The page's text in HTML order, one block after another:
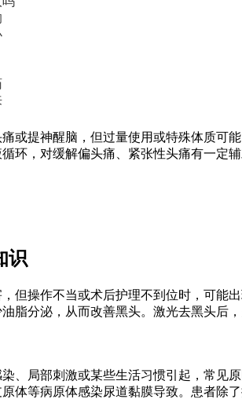
或提神醒脑，但过量使用或特殊体质可
环，对缓解偏头痛、紧张性头痛有一定
识
但操作不当或术后护理不到位时，可能
脂分泌，从而改善黑头。激光去黑头后
、局部刺激或某些生活习惯引起，常见
体等病原体感染尿道黏膜导致。患者除